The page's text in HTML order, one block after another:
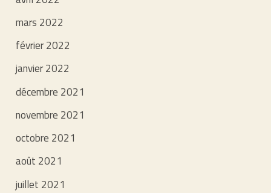
mars 2022
février 2022
janvier 2022
décembre 2021
novembre 2021
octobre 2021
août 2021
juillet 2021